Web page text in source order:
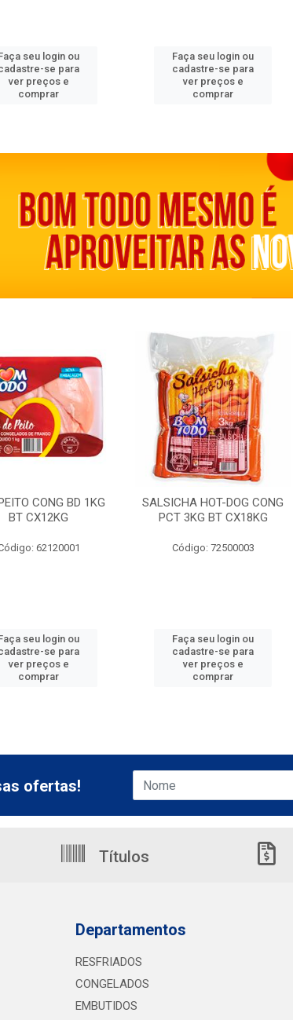
seu login ou
se para
ver preços e
comprar
Faça seu login ou
cadastre-se para
ver preços e
comprar
CONG BD 1KG
BT CX12KG
62120001
seu login ou
se para
ver preços e
comprar
SALSICHA HOT-DOG CONG
PCT 3KG BT CX18KG
Código: 72500003
Faça seu login ou
cadastre-se para
ver preços e
comprar
ofertas!
Títulos
Departamentos
RESFRIADOS
CONGELADOS
EMBUTIDOS